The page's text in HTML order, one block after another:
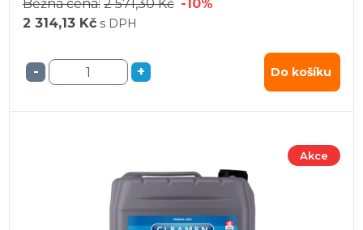
Běžná cena: 2 571,30 Kč -10%
2 314,13 Kč s DPH
- + Do košíku
Akce